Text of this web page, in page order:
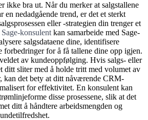
ikke bra ut. Når du merker at salgstallene
en nedadgående trend, er det et sterkt
eller -strategien din trenger et
Sage-konsulent kan samarbeide med Sage-
salgsdataene dine, identifisere
forbedringer for å få tallene dine opp igjen.
av kundeoppfølging. Hvis salgs- eller
ditt sliter med å holde tritt med volumet av
kan det bety at ditt nåværende CRM-
for effektivitet. En konsulent kan
disse prosessene, slik at det
ditt å håndtere arbeidsmengden og